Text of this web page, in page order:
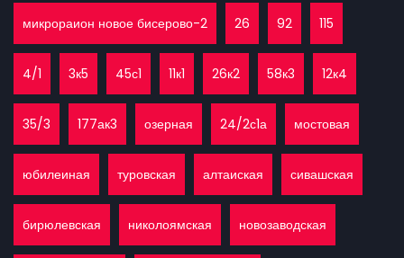
микрораион новое бисерово-2 26 92 115
4/1 3к5 45с1 11к1 26к2 58к3 12к4
35/3 177ак3 озерная 24/2с1а мостовая
юбилеиная туровская алтаиская сивашская
бирюлевская николоямская новозаводская